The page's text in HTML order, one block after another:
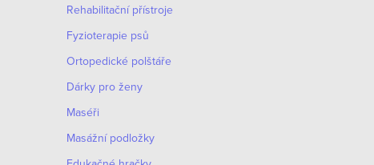
Rehabilitační přístroje
Fyzioterapie psů
Ortopedické polštáře
Dárky pro ženy
Maséři
Masážní podložky